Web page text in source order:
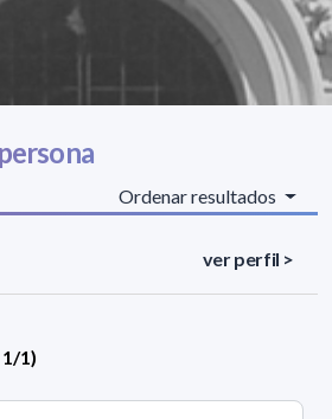
Ordenar resultados
ver perfil >
1)